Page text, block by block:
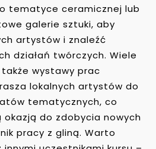
tematyce ceramicznej lub
galerie sztuki, aby
artystów i znaleźć
działań twórczych. Wiele
wystawy prac
lokalnych artystów do
tematycznych, co
okazją do zdobycia nowych
pracy z gliną. Warto